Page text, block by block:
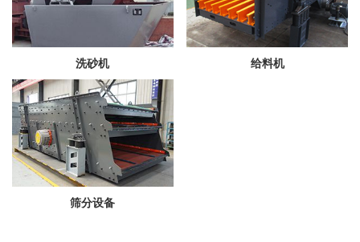
洗砂机 给料机
筛分设备